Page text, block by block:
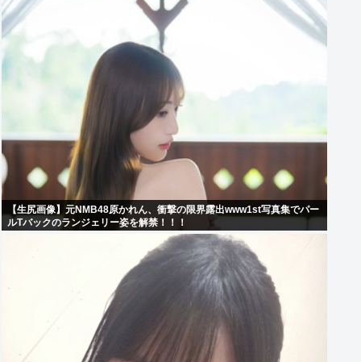
【生尻画像】元NMB48原かれん、衝撃の限界露出www1st写真集でパー
ルTバックのランジェリー姿を解禁！！！